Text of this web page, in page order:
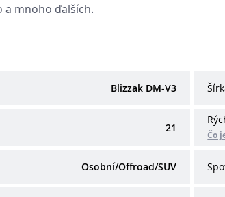
a mnoho ďalších.
Blizzak DM-V3
21
Čo
Osobní/Offroad/SUV